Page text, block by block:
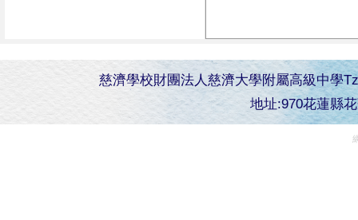
慈濟學校財團法人慈濟大學附屬高級中學
地址:970花蓮縣